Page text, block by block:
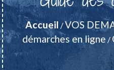
Accueil /VOS
démarches en ligne /